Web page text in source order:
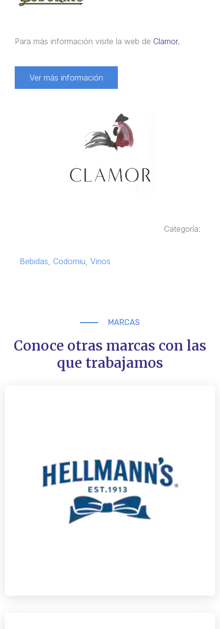
Para más información visite la web de Clamor.
Ver más información
Categoría:
Bebidas, Codorniu, Vinos
MARCAS
Conoce otras marcas con las
que trabajamos